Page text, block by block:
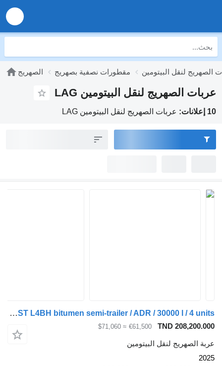
الصهريج مقطورات نصفية بصهريج الصهريج لنقل البيتومين
عربات الصهريج لنقل البيتومين LAG
10 إعلانات: عربات الصهريج لنقل البيتومين LAG
LAG O-3-ST L4BH bitumen semi-trailer / ADR / 30000 l / 4 units
TND 208,200.000
€61,500
≈ $71,060
عربة الصهريج لنقل البيتومين
2025